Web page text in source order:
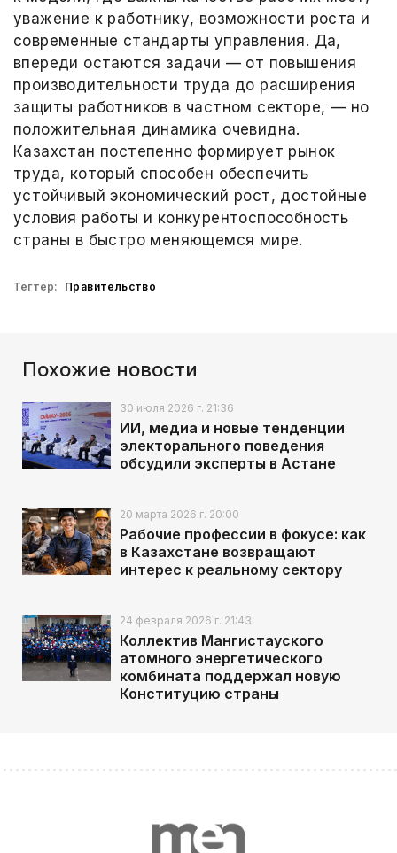
уважение к работнику, возможности роста и
современные стандарты управления. Да,
впереди остаются задачи — от повышения
производительности труда до расширения
защиты работников в частном секторе, — но
положительная динамика очевидна.
Казахстан постепенно формирует рынок
труда, который способен обеспечить
устойчивый экономический рост, достойные
условия работы и конкурентоспособность
страны в быстро меняющемся мире.
Тегтер: Правительство
Похожие новости
30 июля 2026 г. 21:36
ИИ, медиа и новые тенденции
электорального поведения
обсудили эксперты в Астане
20 марта 2026 г. 20:00
Рабочие профессии в фокусе: как
в Казахстане возвращают
интерес к реальному сектору
24 февраля 2026 г. 21:43
Коллектив Мангистауского
атомного энергетического
комбината поддержал новую
Конституцию страны